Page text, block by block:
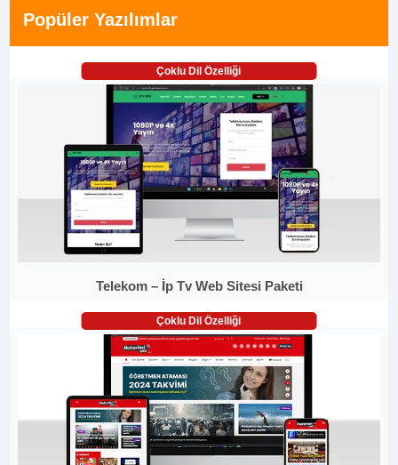
Popüler Yazılımlar
Çoklu Dil Özelliği
Telekom – İp Tv Web Sitesi Paketi
Çoklu Dil Özelliği